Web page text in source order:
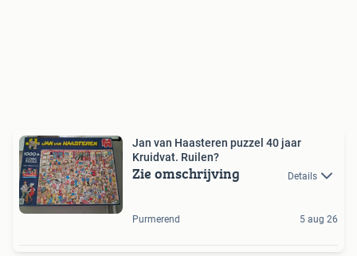
Jan van Haasteren puzzel 40 jaar
Kruidvat. Ruilen?
Zie omschrijving Details
Purmerend 5 aug 26